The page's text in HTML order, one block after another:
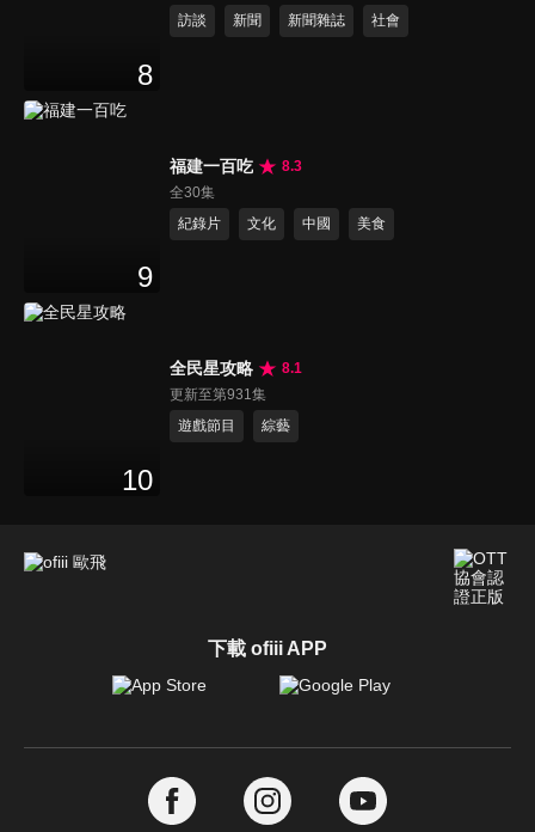
8
訪談
新聞 新聞雜誌 社會
9
福建一百吃
8.3
全30集
紀錄片
文化 中國 美食
10
全民星攻略
8.1
更新至第931集
遊戲節目
綜藝
下載 ofiii APP